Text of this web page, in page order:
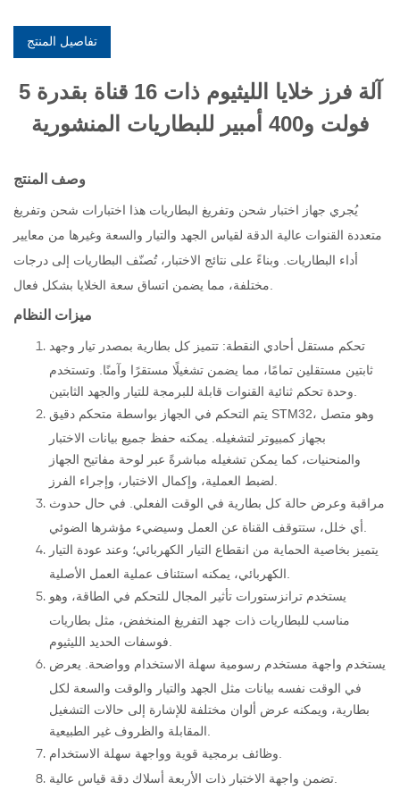
تفاصيل المنتج
آلة فرز خلايا الليثيوم ذات 16 قناة بقدرة 5
فولت و400 أمبير للبطاريات المنشورية
وصف المنتج
يُجري جهاز اختبار شحن وتفريغ البطاريات هذا اختبارات شحن وتفريغ
متعددة القنوات عالية الدقة لقياس الجهد والتيار والسعة وغيرها من معايير
أداء البطاريات. وبناءً على نتائج الاختبار، تُصنّف البطاريات إلى درجات
مختلفة، مما يضمن اتساق سعة الخلايا بشكل فعال.
ميزات النظام
تحكم مستقل أحادي النقطة: تتميز كل بطارية بمصدر تيار وجهد
ثابتين مستقلين تمامًا، مما يضمن تشغيلًا مستقرًا وآمنًا. وتستخدم
يتم التحكم في الجهاز بواسطة متحكم دقيق STM32، وهو متصل
بجهاز كمبيوتر لتشغيله. يمكنه حفظ جميع بيانات الاختبار
والمنحنيات، كما يمكن تشغيله مباشرةً عبر لوحة مفاتيح الجهاز
مراقبة وعرض حالة كل بطارية في الوقت الفعلي. في حال حدوث
يتميز بخاصية الحماية من انقطاع التيار الكهربائي؛ وعند عودة التيار
يستخدم ترانزستورات تأثير المجال للتحكم في الطاقة، وهو
مناسب للبطاريات ذات جهد التفريغ المنخفض، مثل بطاريات
يستخدم واجهة مستخدم رسومية سهلة الاستخدام وواضحة. يعرض
في الوقت نفسه بيانات مثل الجهد والتيار والوقت والسعة لكل
بطارية، ويمكنه عرض ألوان مختلفة للإشارة إلى حالات التشغيل
وظائف برمجية قوية وواجهة سهلة الاستخدام.
تضمن واجهة الاختبار ذات الأربعة أسلاك دقة قياس عالية.